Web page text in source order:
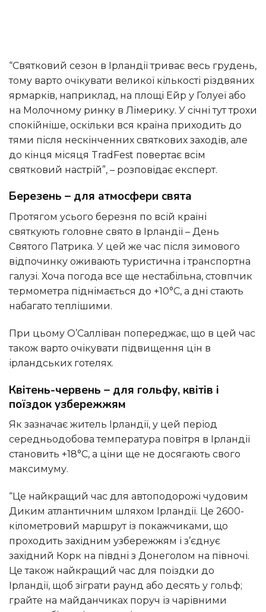
“Святковий сезон в Ірландії триває весь грудень,
тому варто очікувати великої кількості різдвяних
ярмарків, наприклад, на площі Ейр у Голуеї або
на Молочному ринку в Лімерику. У січні тут трохи
спокійніше, оскільки вся країна приходить до
тями після нескінченних святкових заходів, але
до кінця місяця TradFest повертає всім
святковий настрій”, – розповідає експерт.
Березень – для атмосфери свята
Протягом усього березня по всій країні
святкують головне свято в Ірландії – День
Святого Патрика. У цей же час після зимового
відпочинку оживають туристична і транспортна
галузі. Хоча погода все ще нестабільна, стовпчик
термометра піднімається до +10°C, а дні стають
набагато теплішими.
При цьому О’Салліван попереджає, що в цей час
також варто очікувати підвищення цін в
ірландських готелях.
Квітень-червень – для гольфу, квітів і
поїздок узбережжям
Як зазначає житель Ірландії, у цей період
середньодобова температура повітря в Ірландії
становить +18°C, а ціни ще не досягають свого
максимуму.
“Це найкращий час для автоподорожі чудовим
Диким атлантичним шляхом Ірландії. Це 2600-
кілометровий маршрут із покажчиками, що
проходить західним узбережжям і з’єднує
західний Корк на півдні з Донеголом на півночі.
Це також найкращий час для поїздки до
Ірландії, щоб зіграти раунд або десять у гольф;
грайте на майданчиках поруч із чарівними